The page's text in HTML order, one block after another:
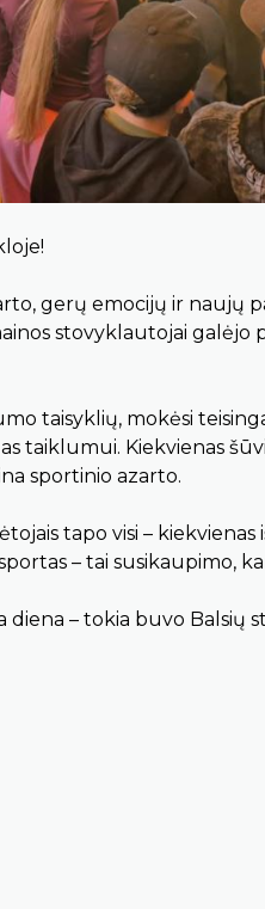
gerų emocijų ir naujų
stovyklautojai galėjo
taisyklių, mokėsi
taiklumui. Kiekvienas
sportinio azarto.
tapo visi – kiekvienas
– tai susikaupimo,
– tokia buvo Balsių